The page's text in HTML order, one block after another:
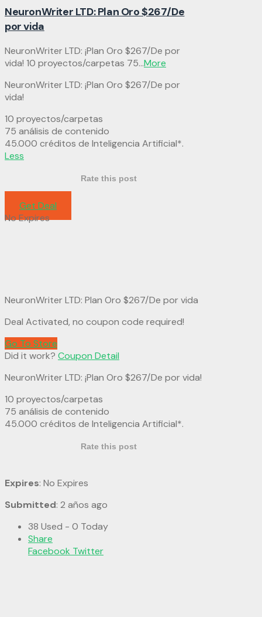
NeuronWriter LTD: Plan Oro $267/De
por vida
NeuronWriter LTD: ¡Plan Oro $267/De por
vida! 10 proyectos/carpetas 75...More
NeuronWriter LTD: ¡Plan Oro $267/De por
vida!
10 proyectos/carpetas
75 análisis de contenido
45.000 créditos de Inteligencia Artificial*.
Less
Rate this post
Get Deal
No Expires
NeuronWriter LTD: Plan Oro $267/De por vida
Deal Activated, no coupon code required!
Go To Store
Did it work? Coupon Detail
NeuronWriter LTD: ¡Plan Oro $267/De por vida!
10 proyectos/carpetas
75 análisis de contenido
45.000 créditos de Inteligencia Artificial*.
Rate this post
Expires: No Expires
Submitted: 2 años ago
38 Used - 0 Today
Share
Facebook Twitter